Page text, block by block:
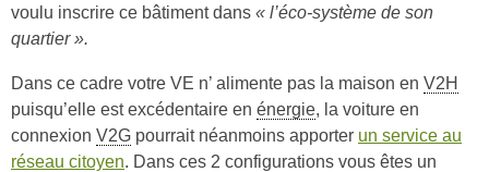
voulu inscrire ce bâtiment dans « l’éco-système de son
quartier ».
Dans ce cadre votre VE n’ alimente pas la maison en V2H
puisqu’elle est excédentaire en énergie , la voiture en
connexion V2G pourrait néanmoins apporter un service au
réseau citoyen . Dans ces 2 configurations vous êtes un